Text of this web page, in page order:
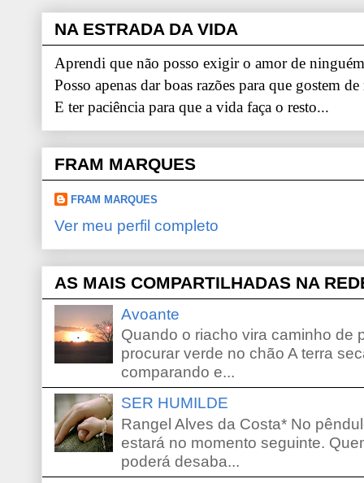
NA ESTRADA DA VIDA
Aprendi que não posso exigir o amor de
Posso apenas dar boas razões para que gostem
E ter paciência para que a vida faça o resto...
FRAM MARQUES
FRAM MARQUES
Ver meu perfil completo
AS MAIS COMPARTILHADAS NA
Avoante
Quando o riacho vira caminho de
procurar verde no chão A terra
comparando e...
SER HUMILDE
Rangel Alves da Costa* No
estará no momento seguinte.
poderá desaba...